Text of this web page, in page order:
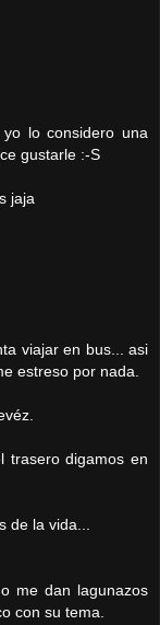
lo considero una
gustarle :-S
jaja
viajar en bus... asi
estreso por nada.
trasero digamos en
de la vida...
me dan lagunazos
con su tema.